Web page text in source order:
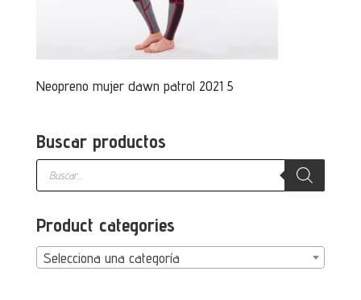
Neopreno mujer dawn patrol 2021 5
Buscar productos
Búsqueda
productos
Product categories
Selecciona una categoría